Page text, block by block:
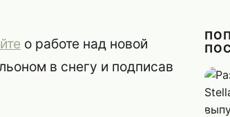
о работе над новой
в снегу и подписав